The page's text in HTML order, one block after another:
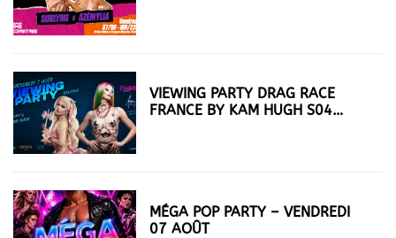
VIEWING PARTY DRAG RACE
FRANCE BY KAM HUGH S04
MÉGA POP PARTY – VENDREDI
07 AOÛT